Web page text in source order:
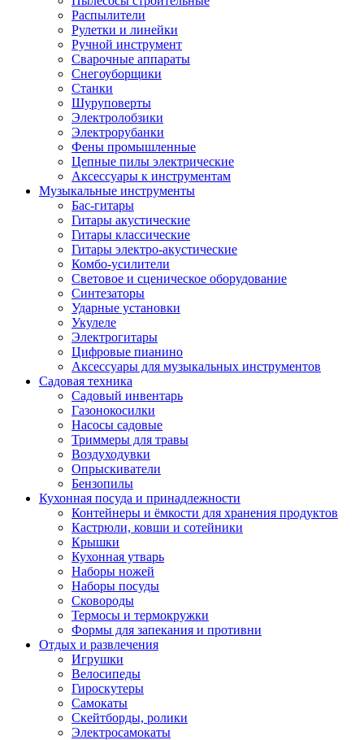
Распылители
Рулетки и линейки
Ручной инструмент
Сварочные аппараты
Снегоуборщики
Станки
Шуруповерты
Электролобзики
Электрорубанки
Фены промышленные
Цепные пилы электрические
Аксессуары к инструментам
Музыкальные инструменты
Бас-гитары
Гитары акустические
Гитары классические
Гитары электро-акустические
Комбо-усилители
Световое и сценическое оборудование
Синтезаторы
Ударные установки
Укулеле
Электрогитары
Цифровые пианино
Аксессуары для музыкальных инструментов
Садовая техника
Садовый инвентарь
Газонокосилки
Насосы садовые
Триммеры для травы
Воздуходувки
Опрыскиватели
Бензопилы
Кухонная посуда и принадлежности
Контейнеры и ёмкости для хранения продуктов
Кастрюли, ковши и сотейники
Крышки
Кухонная утварь
Наборы ножей
Наборы посуды
Сковороды
Термосы и термокружки
Формы для запекания и противни
Отдых и развлечения
Игрушки
Велосипеды
Гироскутеры
Самокаты
Скейтборды, ролики
Электросамокаты